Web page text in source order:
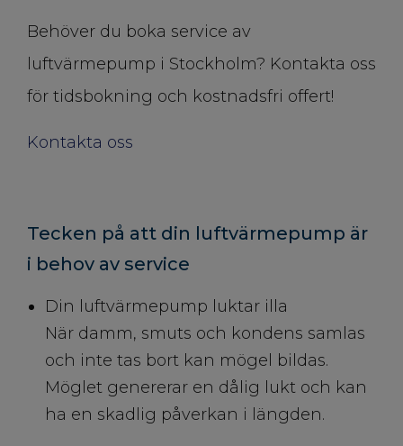
Behöver du boka service av
luftvärmepump i Stockholm? Kontakta oss
för tidsbokning och kostnadsfri offert!
Kontakta oss
Tecken på att din luftvärmepump är
i behov av service
Din luftvärmepump luktar illa
När damm, smuts och kondens samlas
och inte tas bort kan mögel bildas.
Möglet genererar en dålig lukt och kan
ha en skadlig påverkan i längden.